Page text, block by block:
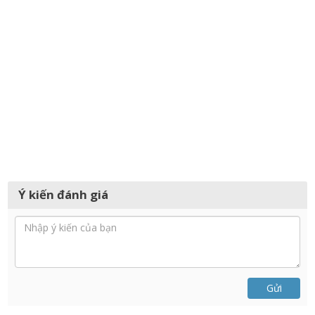
Ý kiến đánh giá
Gửi